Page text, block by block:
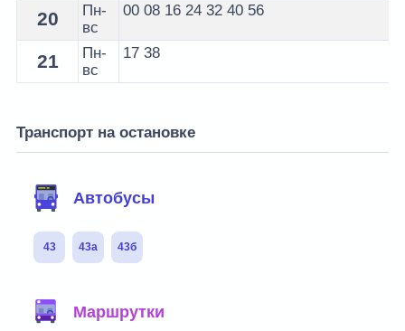
20
Пн-
вс
00 08 16 24 32 40 56
21
Пн-
вс
17 38
Транспорт на остановке
Автобусы
43 43а 43б
Маршрутки